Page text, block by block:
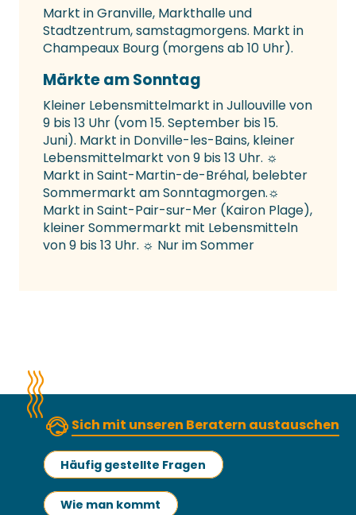
Markt in Granville, Markthalle und
Stadtzentrum, samstagmorgens. Markt in
Champeaux Bourg (morgens ab 10 Uhr).
Märkte am Sonntag
Kleiner Lebensmittelmarkt in Jullouville von
9 bis 13 Uhr (vom 15. September bis 15.
Juni). Markt in Donville-les-Bains, kleiner
Lebensmittelmarkt von 9 bis 13 Uhr. ☼
Markt in Saint-Martin-de-Bréhal, belebter
Sommermarkt am Sonntagmorgen.☼
Markt in Saint-Pair-sur-Mer (Kairon Plage),
kleiner Sommermarkt mit Lebensmitteln
von 9 bis 13 Uhr. ☼ Nur im Sommer
Sich mit unseren Beratern austauschen
Häufig gestellte Fragen
Wie man kommt